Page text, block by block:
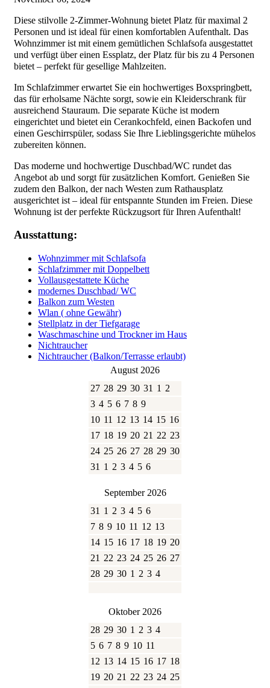
Diese stilvolle 2-Zimmer-Wohnung bietet Platz für maximal 2
Personen und ist ideal für einen komfortablen Aufenthalt. Das
Wohnzimmer ist mit einem gemütlichen Schlafsofa ausgestattet
und verfügt über einen Essplatz, der Platz für bis zu 4 Personen
bietet – perfekt für gesellige Mahlzeiten.
Im Schlafzimmer erwartet Sie ein hochwertiges Boxspringbett,
das für erholsame Nächte sorgt, sowie ein Kleiderschrank für
ausreichend Stauraum. Die separate Küche ist modern
eingerichtet und bietet ein Cerankochfeld, einen Backofen und
einen Geschirrspüler, sodass Sie Ihre Lieblingsgerichte mühelos
zubereiten können.
Das moderne und hochwertige Duschbad/WC rundet das
Angebot ab und sorgt für zusätzlichen Komfort. Genießen Sie
zudem den Balkon, der nach Westen zum Rathausplatz
ausgerichtet ist – ideal für entspannte Stunden im Freien. Diese
Wohnung ist der perfekte Rückzugsort für Ihren Aufenthalt!
Ausstattung:
Wohnzimmer mit Schlafsofa
Schlafzimmer mit Doppelbett
Vollausgestattete Küche
modernes Duschbad/ WC
Balkon zum Westen
Wlan ( ohne Gewähr)
Stellplatz in der Tiefgarage
Waschmaschine und Trockner im Haus
Nichtraucher
Nichtraucher (Balkon/Terrasse erlaubt)
August 2026
27 28 29 30 31 1 2
3 4 5 6 7 8 9
10 11 12 13 14 15 16
17 18 19 20 21 22 23
24 25 26 27 28 29 30
31 1 2 3 4 5 6
September 2026
31 1 2 3 4 5 6
7 8 9 10 11 12 13
14 15 16 17 18 19 20
21 22 23 24 25 26 27
28 29 30 1 2 3 4
Oktober 2026
28 29 30 1 2 3 4
5 6 7 8 9 10 11
12 13 14 15 16 17 18
19 20 21 22 23 24 25